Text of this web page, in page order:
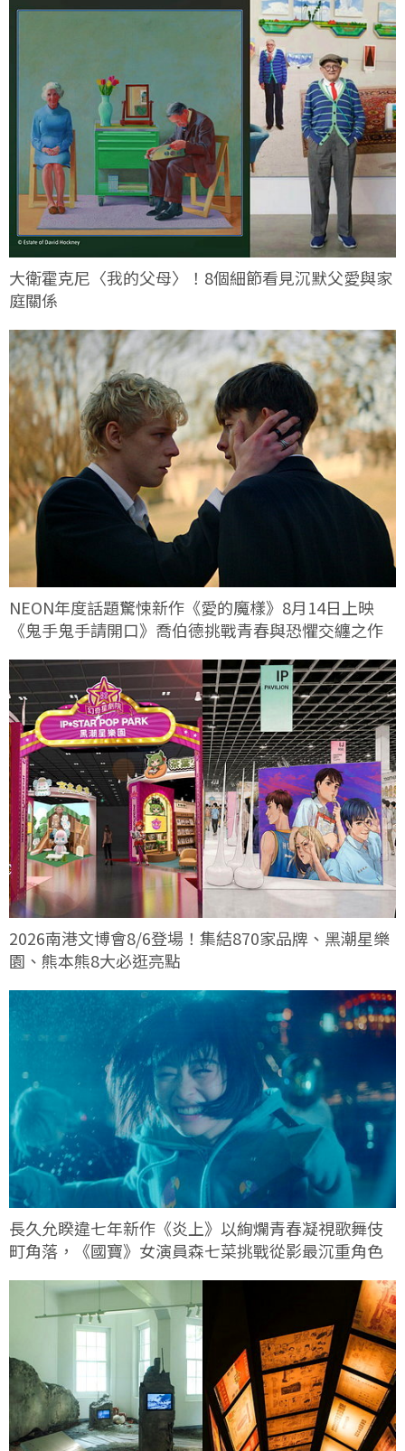
大衛霍克尼〈我的父母〉！8個細節看見沉默父愛與家
庭關係
NEON年度話題驚悚新作《愛的魔樣》8月14日上映
《鬼手鬼手請開口》喬伯德挑戰青春與恐懼交纏之作
2026南港文博會8/6登場！集結870家品牌、黑潮星樂
園、熊本熊8大必逛亮點
長久允睽違七年新作《炎上》以絢爛青春凝視歌舞伎
町角落，《國寶》女演員森七菜挑戰從影最沉重角色